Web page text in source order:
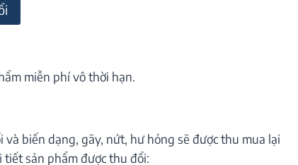
miễn phí vô thời hạn.
và biến dạng, gãy, nứt, hư hỏng sẽ được thu mua lại
sản phẩm được thu đổi: